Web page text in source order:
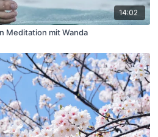
14:02
Meditation mit Wanda